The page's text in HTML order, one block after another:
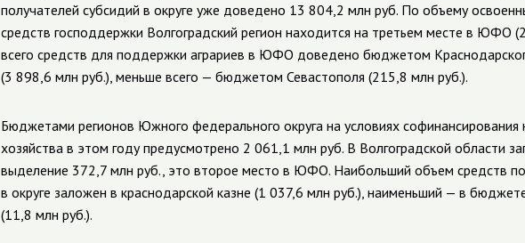
получателей субсидий в округе уже доведено 13 804,2 млн руб. По объему
средств господдержки Волгоградский регион находится на третьем месте в ЮФО
всего средств для поддержки аграриев в ЮФО доведено бюджетом
(3 898,6 млн руб.), меньше всего — бюджетом Севастополя (215,8 млн руб.).
Бюджетами регионов Южного федерального округа на условиях софинансирования
хозяйства в этом году предусмотрено 2 061,1 млн руб. В Волгоградской области
выделение 372,7 млн руб., это второе место в ЮФО. Наибольший объем средств
в округе заложен в краснодарской казне (1 037,6 млн руб.), наименьший — в
(11,8 млн руб.).